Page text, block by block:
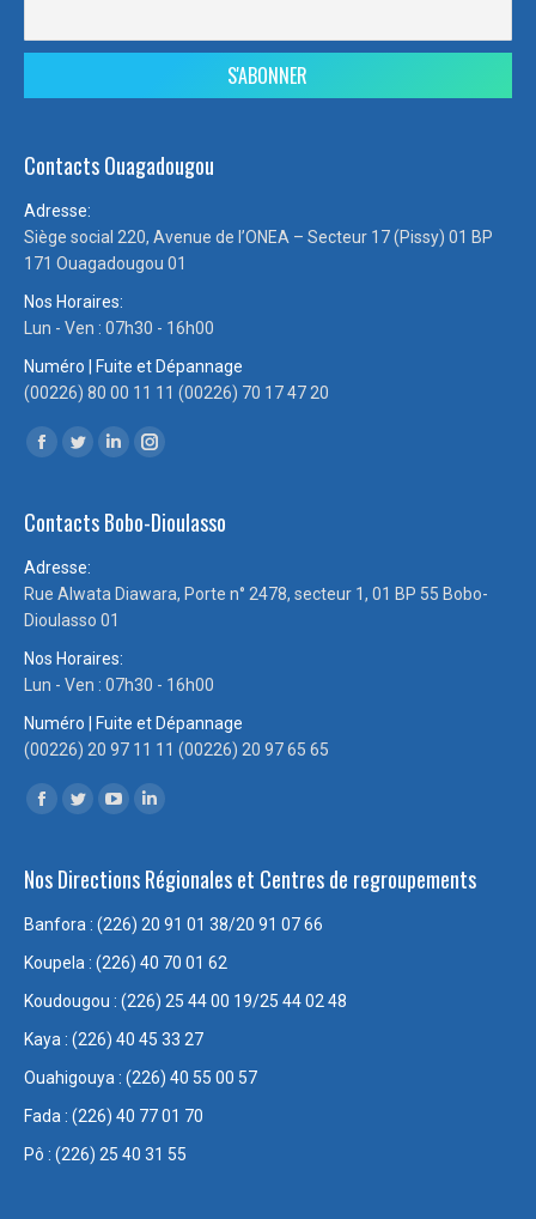
Contacts Ouagadougou
Adresse:
Siège social 220, Avenue de l’ONEA – Secteur 17 (Pissy) 01 BP
171 Ouagadougou 01
Nos Horaires:
Lun - Ven : 07h30 - 16h00
Numéro | Fuite et Dépannage
(00226) 80 00 11 11 (00226) 70 17 47 20
Trouvez nous sur :
Facebook
opens
new
window
Twitter
opens
new
window
LinkedIn
opens
window
Instagram
opens
Contacts Bobo-Dioulasso
Adresse:
Rue Alwata Diawara, Porte n° 2478, secteur 1, 01 BP 55 Bobo-
Dioulasso 01
Nos Horaires:
Lun - Ven : 07h30 - 16h00
Numéro | Fuite et Dépannage
(00226) 20 97 11 11 (00226) 20 97 65 65
Trouvez nous sur :
Facebook
opens
new
window
Twitter
opens
new
window
YouTube
opens
new
window
LinkedIn
opens
new
window
Nos Directions Régionales et Centres de regroupements
Banfora : (226) 20 91 01 38/20 91 07 66
Koupela : (226) 40 70 01 62
Koudougou : (226) 25 44 00 19/25 44 02 48
Kaya : (226) 40 45 33 27
Ouahigouya : (226) 40 55 00 57
Fada : (226) 40 77 01 70
Pô : (226) 25 40 31 55